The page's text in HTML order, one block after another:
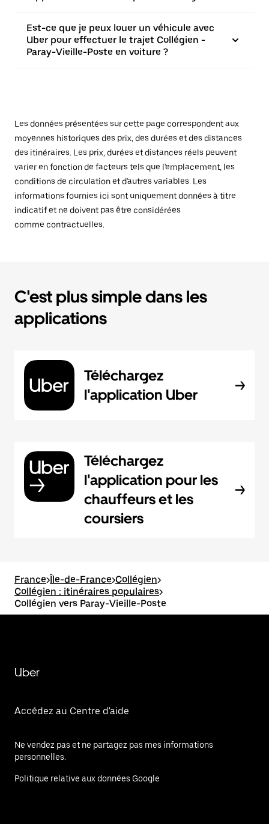
Est-ce que je peux louer un véhicule avec
Uber pour effectuer le trajet Collégien -
Paray-Vieille-Poste en voiture ?
Les données présentées sur cette page correspondent aux
moyennes historiques des prix, des durées et des distances
des itinéraires. Les prix, durées et distances réels peuvent
varier en fonction de facteurs tels que l'emplacement, les
conditions de circulation et d'autres variables. Les
informations fournies ici sont uniquement données à titre
indicatif et ne doivent pas être considérées
comme contractuelles.
C'est plus simple dans les
applications
Téléchargez
l'application Uber
Téléchargez
l'application pour les
chauffeurs et les
coursiers
France>Île-de-France>Collégien>
Collégien : itinéraires populaires>
Collégien vers Paray-Vieille-Poste
Uber
Accédez au Centre d'aide
Ne vendez pas et ne partagez pas mes informations
personnelles.
Politique relative aux données Google